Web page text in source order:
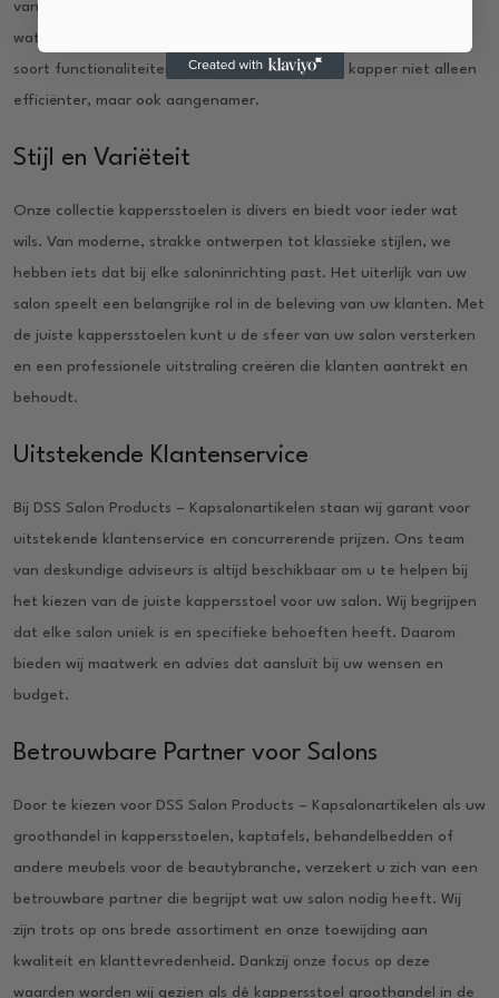
van de klant. Daarnaast zijn veel stoelen 360-graden draaibaar,
wat maximale flexibiliteit biedt tijdens het knippen en stylen. Dit
soort functionaliteiten maken het werk van de kapper niet alleen
efficiënter, maar ook aangenamer.
Stijl en Variëteit
Onze collectie kappersstoelen is divers en biedt voor ieder wat
wils. Van moderne, strakke ontwerpen tot klassieke stijlen, we
hebben iets dat bij elke saloninrichting past. Het uiterlijk van uw
salon speelt een belangrijke rol in de beleving van uw klanten. Met
de juiste kappersstoelen kunt u de sfeer van uw salon versterken
en een professionele uitstraling creëren die klanten aantrekt en
behoudt.
Uitstekende Klantenservice
Bij DSS Salon Products – Kapsalonartikelen staan wij garant voor
uitstekende klantenservice en concurrerende prijzen. Ons team
van deskundige adviseurs is altijd beschikbaar om u te helpen bij
het kiezen van de juiste kappersstoel voor uw salon. Wij begrijpen
dat elke salon uniek is en specifieke behoeften heeft. Daarom
bieden wij maatwerk en advies dat aansluit bij uw wensen en
budget.
Betrouwbare Partner voor Salons
Door te kiezen voor DSS Salon Products – Kapsalonartikelen als uw
groothandel in kappersstoelen, kaptafels, behandelbedden of
andere meubels voor de beautybranche, verzekert u zich van een
betrouwbare partner die begrijpt wat uw salon nodig heeft. Wij
zijn trots op ons brede assortiment en onze toewijding aan
kwaliteit en klanttevredenheid. Dankzij onze focus op deze
waarden worden wij gezien als dé kappersstoel groothandel in de